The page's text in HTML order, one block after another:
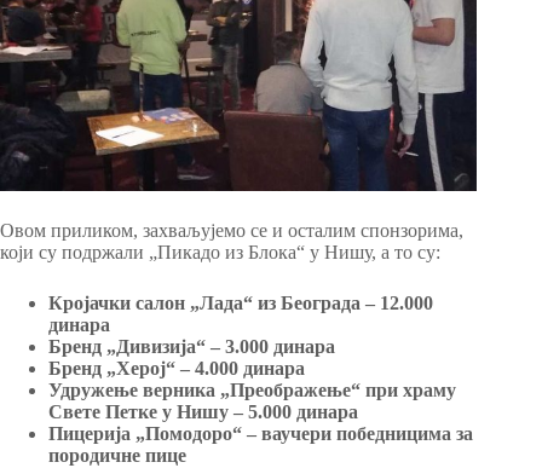
Овом приликом, захваљујемо се и осталим спонзорима,
који су подржали „Пикадо из Блока“ у Нишу, а то су:
Кројачки салон „Лада“ из Београда – 12.000
динара
Бренд „Дивизија“ – 3.000 динара
Бренд „Херој“ – 4.000 динара
Удружење верника „Преображење“ при храму
Свете Петке у Нишу – 5.000 динара
Пицерија „Помодоро“ – ваучери победницима за
породичне пице